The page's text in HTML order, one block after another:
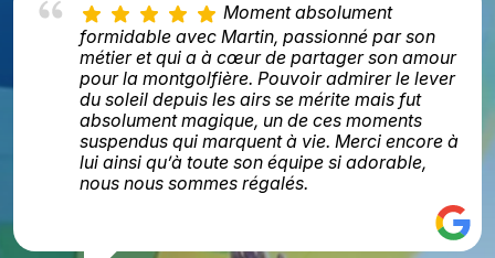
Moment absolument
formidable avec Martin, passionné par son
métier et qui a à cœur de partager son amour
pour la montgolfière. Pouvoir admirer le lever
du soleil depuis les airs se mérite mais fut
absolument magique, un de ces moments
suspendus qui marquent à vie. Merci encore à
lui ainsi qu’à toute son équipe si adorable,
nous nous sommes régalés.